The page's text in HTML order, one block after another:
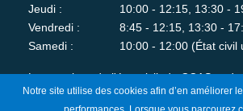
Jeudi :
10:00 - 12:15, 13:30 -
Vendredi :
8:45 - 12:15, 13:30 -
Samedi :
10:00 - 12:00 (État civil
Les services de l'état-civil, du CCAS et
fermés au public le lundi matin.
Notre site utilise des cookies afin d’en améliorer